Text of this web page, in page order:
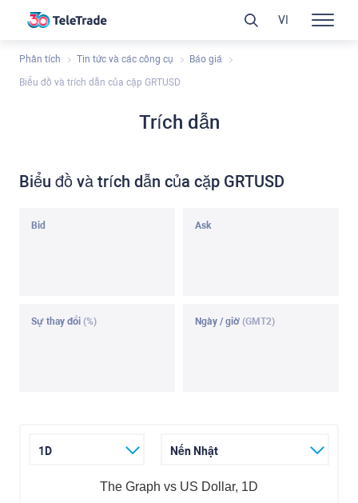
Phân tích Tin tức và các công cụ Báo giá
Biểu đồ và trích dẫn của cặp GRTUSD
Trích dẫn
Biểu đồ và trích dẫn của cặp GRTUSD
Bid Ask
Sự thay đổi (%) Ngày / giờ (GMT2)
1D Nến Nhật
The Graph vs US Dollar, 1D
VI